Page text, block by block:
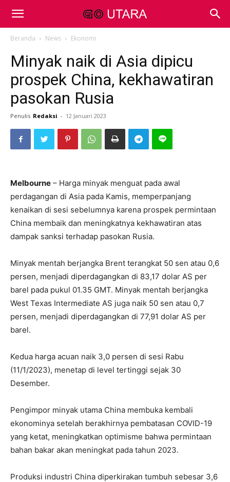
Beranda News Ekonomi
Minyak naik di Asia dipicu
prospek China, kekhawatiran
pasokan Rusia
Penulis Redaksi - 12 Januari 2023
Melbourne – Harga minyak menguat pada awal
perdagangan di Asia pada Kamis, memperpanjang
kenaikan di sesi sebelumnya karena prospek permintaan
China membaik dan meningkatnya kekhawatiran atas
dampak sanksi terhadap pasokan Rusia.
Minyak mentah berjangka Brent terangkat 50 sen atau 0,6
persen, menjadi diperdagangkan di 83,17 dolar AS per
barel pada pukul 01.35 GMT. Minyak mentah berjangka
West Texas Intermediate AS juga naik 50 sen atau 0,7
persen, menjadi diperdagangkan di 77,91 dolar AS per
barel.
Kedua harga acuan naik 3,0 persen di sesi Rabu
(11/1/2023), menetap di level tertinggi sejak 30
Desember.
Pengimpor minyak utama China membuka kembali
ekonominya setelah berakhirnya pembatasan COVID-19
yang ketat, meningkatkan optimisme bahwa permintaan
bahan bakar akan meningkat pada tahun 2023.
Produksi industri China diperkirakan tumbuh sebesar 3,6